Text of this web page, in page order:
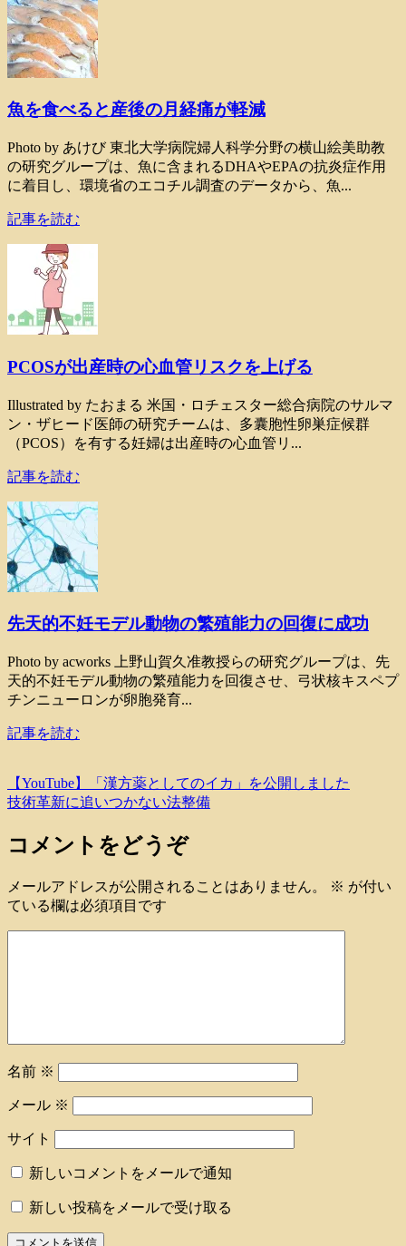
魚を食べると産後の月経痛が軽減
Photo by あけび 東北大学病院婦人科学分野の横山絵美助教
の研究グループは、魚に含まれるDHAやEPAの抗炎症作用
に着目し、環境省のエコチル調査のデータから、魚...
記事を読む
PCOSが出産時の心血管リスクを上げる
Illustrated by たおまる 米国・ロチェスター総合病院のサルマ
ン・ザヒード医師の研究チームは、多囊胞性卵巣症候群
（PCOS）を有する妊婦は出産時の心血管リ...
記事を読む
先天的不妊モデル動物の繁殖能力の回復に成功
Photo by acworks 上野山賀久准教授らの研究グループは、先
天的不妊モデル動物の繁殖能力を回復させ、弓状核キスペプ
チンニューロンが卵胞発育...
記事を読む
【YouTube】「漢方薬としてのイカ」を公開しました
技術革新に追いつかない法整備
コメントをどうぞ
メールアドレスが公開されることはありません。 ※ が付い
ている欄は必須項目です
名前 ※
メール ※
サイト
新しいコメントをメールで通知
新しい投稿をメールで受け取る